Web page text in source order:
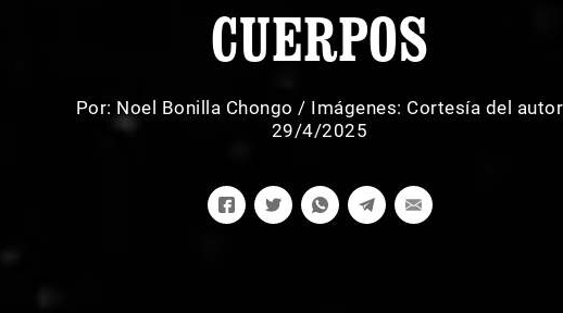
CUERPOS
Por: Noel Bonilla Chongo / Imágenes: Cortesía del autor
29/4/2025